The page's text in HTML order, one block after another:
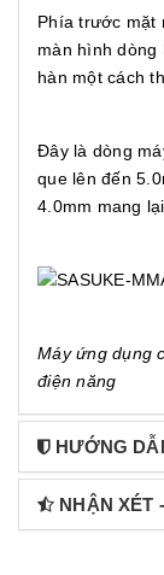
Phía trước mặt
màn hình dòng
hàn một cách
Đây là dòng
que lên đến
4.0mm mang
Máy ứng dụng
điện năng
HƯỚNG
NHẬN XÉT